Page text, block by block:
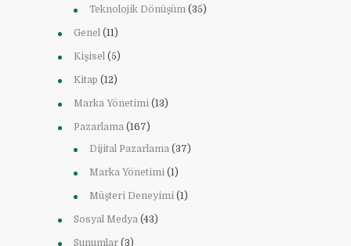
Teknolojik Dönüşüm (35)
Genel (11)
Kişisel (5)
Kitap (12)
Marka Yönetimi (13)
Pazarlama (167)
Dijital Pazarlama (37)
Marka Yönetimi (1)
Müşteri Deneyimi (1)
Sosyal Medya (43)
Sunumlar (3)